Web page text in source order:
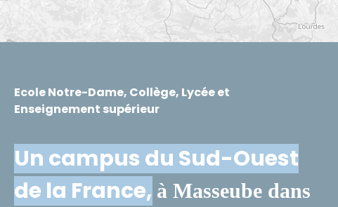
Ecole Notre-Dame, Collège, Lycée et
Enseignement supérieur
Un campus du Sud-Ouest
de la France, à Masseube dans